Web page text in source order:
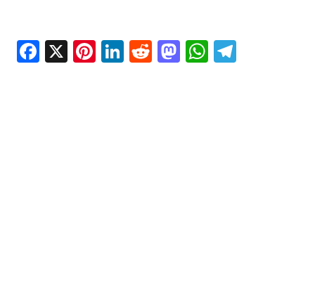
Facebook
X Pinterest
LinkedIn
Reddit
Mastodon